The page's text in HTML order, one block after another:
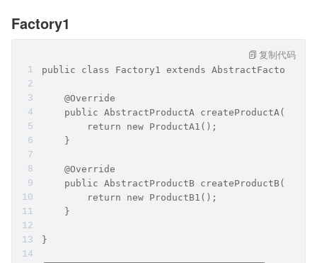
Factory1
public class Factory1 extends AbstractFactory {
    @Override
    public AbstractProductA createProductA() {
        return new ProductA1();
    }
    @Override
    public AbstractProductB createProductB() {
        return new ProductB1();
    }
}
复制代码